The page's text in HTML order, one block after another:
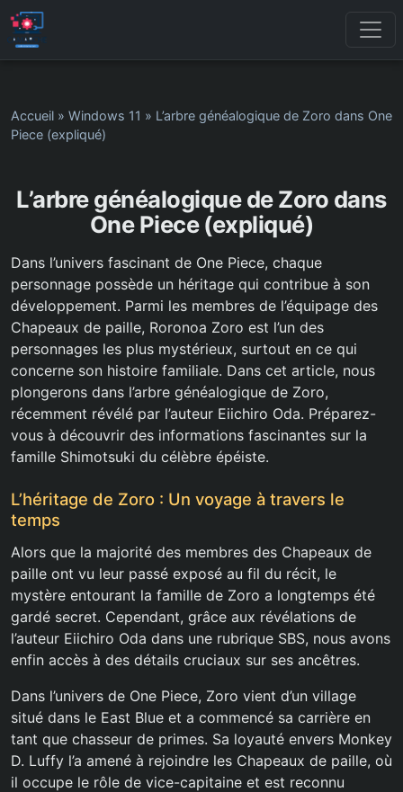
Accueil » Windows 11 » L’arbre généalogique de Zoro dans One
Piece (expliqué)
L’arbre généalogique de Zoro dans
One Piece (expliqué)
Dans l’univers fascinant de One Piece, chaque
personnage possède un héritage qui contribue à son
développement. Parmi les membres de l’équipage des
Chapeaux de paille, Roronoa Zoro est l’un des
personnages les plus mystérieux, surtout en ce qui
concerne son histoire familiale. Dans cet article, nous
plongerons dans l’arbre généalogique de Zoro,
récemment révélé par l’auteur Eiichiro Oda. Préparez-
vous à découvrir des informations fascinantes sur la
famille Shimotsuki du célèbre épéiste.
L’héritage de Zoro : Un voyage à travers le
temps
Alors que la majorité des membres des Chapeaux de
paille ont vu leur passé exposé au fil du récit, le
mystère entourant la famille de Zoro a longtemps été
gardé secret. Cependant, grâce aux révélations de
l’auteur Eiichiro Oda dans une rubrique SBS, nous avons
enfin accès à des détails cruciaux sur ses ancêtres.
Dans l’univers de One Piece, Zoro vient d’un village
situé dans le East Blue et a commencé sa carrière en
tant que chasseur de primes. Sa loyauté envers Monkey
D. Luffy l’a amené à rejoindre les Chapeaux de paille, où
il occupe le rôle de vice-capitaine et est reconnu